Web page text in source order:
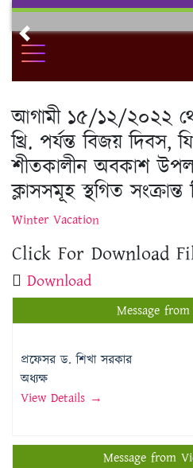
Skip
contentPrevious
আগামী ১৫/১২/২০২২
খ্রি. পর্যন্ত বিজয় দিবস,
শীতকালীন অবকাশ
ক্লাসসমূহ স্থগিত সংক্রান্ত
Winter Vacation
Click For Download
Download
Message
প্রফেসর ড. শিখা সরকার
অধ্যক্ষ
View Details →
Message from